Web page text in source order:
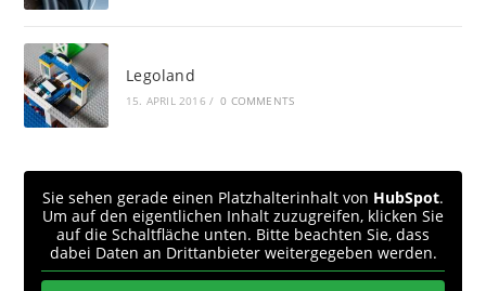
Legoland
15. APRIL 2016 / 0 COMMENTS
Sie sehen gerade einen Platzhalterinhalt von HubSpot.
Um auf den eigentlichen Inhalt zuzugreifen, klicken Sie
auf die Schaltfläche unten. Bitte beachten Sie, dass
dabei Daten an Drittanbieter weitergegeben werden.